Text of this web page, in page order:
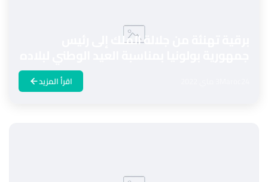
برقية تهنئة من جلالة الملك إلى رئيس
اقرأ المزيد